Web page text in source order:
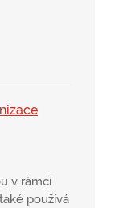
v rámci
používá